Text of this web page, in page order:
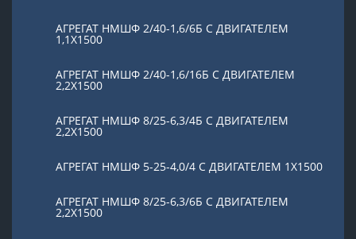
АГРЕГАТ НМШФ 2/40-1,6/6Б С ДВИГАТЕЛЕМ
1,1Х1500
АГРЕГАТ НМШФ 2/40-1,6/16Б С ДВИГАТЕЛЕМ
2,2Х1500
АГРЕГАТ НМШФ 8/25-6,3/4Б С ДВИГАТЕЛЕМ
2,2Х1500
АГРЕГАТ НМШФ 5-25-4,0/4 С ДВИГАТЕЛЕМ 1Х1500
АГРЕГАТ НМШФ 8/25-6,3/6Б С ДВИГАТЕЛЕМ
2,2Х1500